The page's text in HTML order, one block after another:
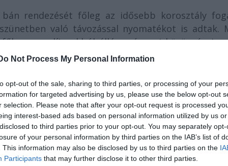
Not Process My Personal Information
opt-out of the sale, sharing to third parties, or processing of your
for targeted advertising by us, please use the below opt-out
selection. Please note that after your opt-out request is processed
interest-based ads based on personal information utilized by us
to third parties prior to your opt-out. You may separately
of your personal information by third parties on the IAB’s list of
This information may also be disclosed by us to third parties on the
Participants that may further disclose it to other third parties.
rendezését főleg az idősebb korosztály
való távozással nyomatékot is adtak.
nyugdíjasokból álló vasárnapi közönség is
semmi jel botrányra a bemutatón sem.
hogy az utolsó jelenet méltán sértheti egyes